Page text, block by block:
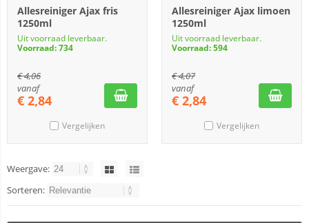
Allesreiniger Ajax fris
1250ml
Uit voorraad leverbaar.
Voorraad: 734
€4,06
vanaf
€ 2,84
Vergelijken
Allesreiniger Ajax limoen
1250ml
Uit voorraad leverbaar.
Voorraad: 594
€4,07
vanaf
€ 2,84
Vergelijken
Weergave:
Sorteren: